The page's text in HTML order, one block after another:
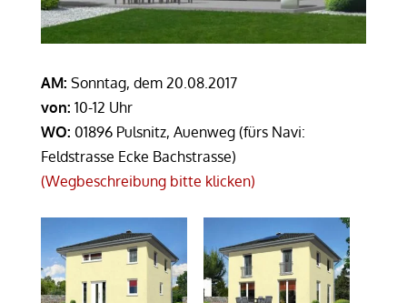
AM: Sonntag, dem 20.08.2017
von: 10-12 Uhr
WO: 01896 Pulsnitz, Auenweg (fürs Navi:
Feldstrasse Ecke Bachstrasse)
(Wegbeschreibung bitte klicken)